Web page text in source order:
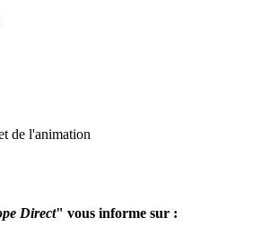
de l'animation
Direct" vous informe sur :